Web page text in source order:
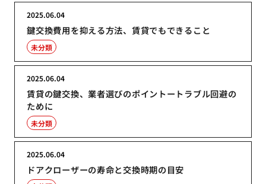
鍵交換費用を抑える方法、賃貸でもできること
2025.06.04
未分類
賃貸の鍵交換、業者選びのポイントートラブル回避の
ために
2025.06.04
未分類
ドアクローザーの寿命と交換時期の目安
2025.06.04